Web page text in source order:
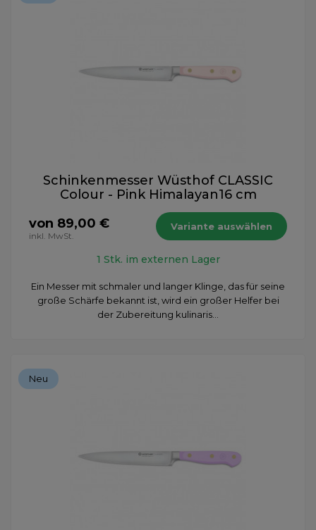
Schinkenmesser Wüsthof CLASSIC
Colour - Pink Himalayan16 cm
von 89,00 €
inkl. MwSt.
Variante auswählen
1 Stk. im externen Lager
​Ein Messer mit schmaler und langer Klinge, das für seine
große Schärfe bekannt ist, wird ein großer Helfer bei
der Zubereitung kulinaris...
Neu